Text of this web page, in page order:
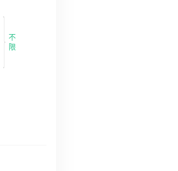
不
限